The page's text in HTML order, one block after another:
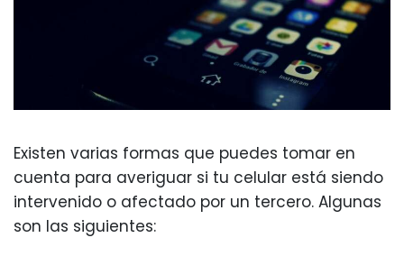
Existen varias formas que puedes tomar en
cuenta para averiguar si tu celular está siendo
intervenido o afectado por un tercero. Algunas
son las siguientes: